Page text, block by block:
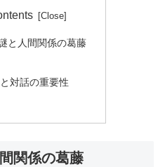
と人間関係の葛藤
対話の重要性
関係の葛藤